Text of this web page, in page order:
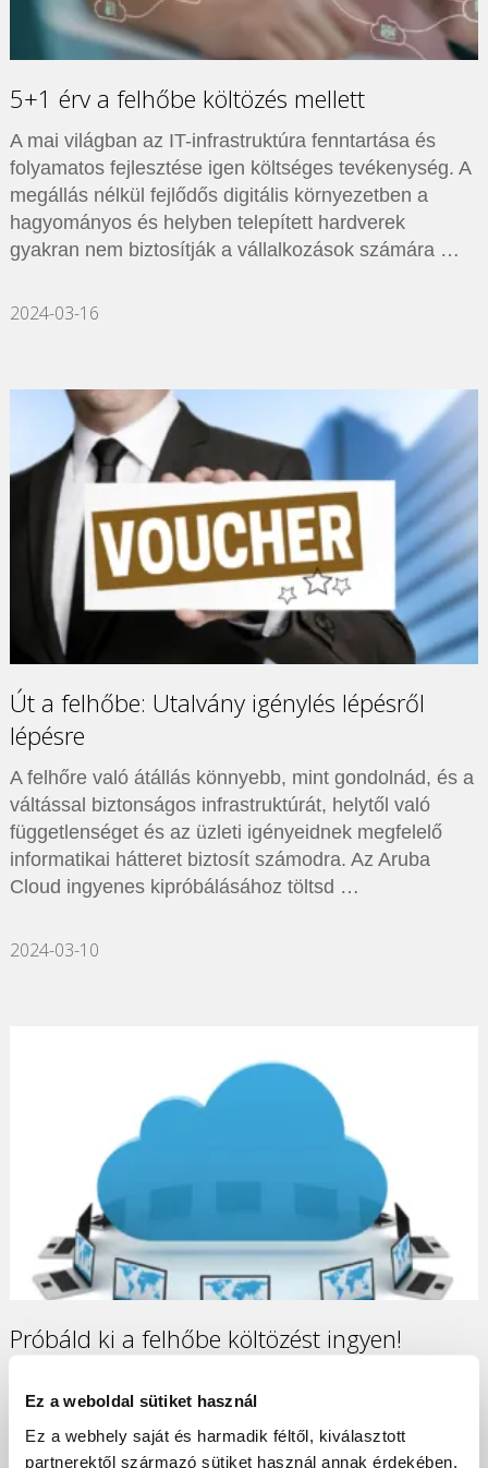
Ez a weboldal sütiket használ
Ez a webhely saját és harmadik féltől, kiválasztott
partnerektől származó sütiket használ annak érdekében,
5+1 érv a felhőbe költözés mellett
A mai világban az IT-infrastruktúra fenntartása és
folyamatos fejlesztése igen költséges tevékenység. A
megállás nélkül fejlődős digitális környezetben a
hagyományos és helyben telepített hardverek
gyakran nem biztosítják a vállalkozások számára …
2024-03-16
Út a felhőbe: Utalvány igénylés lépésről
lépésre
A felhőre való átállás könnyebb, mint gondolnád, és a
váltással biztonságos infrastruktúrát, helytől való
függetlenséget és az üzleti igényeidnek megfelelő
informatikai hátteret biztosít számodra. Az Aruba
Cloud ingyenes kipróbálásához töltsd …
2024-03-10
Próbáld ki a felhőbe költözést ingyen!
technológia integrálását a vállalkozásod és üzleti
stratégiájának minden terén. Ez a folyamat
alapvetően megváltoztatja a vállalkozásod